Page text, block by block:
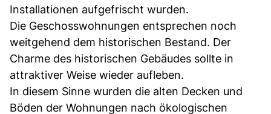
Installationen aufgefrischt wurden.
Die Geschosswohnungen entsprechen noch
weitgehend dem historischen Bestand. Der
Charme des historischen Gebäudes sollte in
attraktiver Weise wieder aufleben.
In diesem Sinne wurden die alten Decken und
Böden der Wohnungen nach ökologischen